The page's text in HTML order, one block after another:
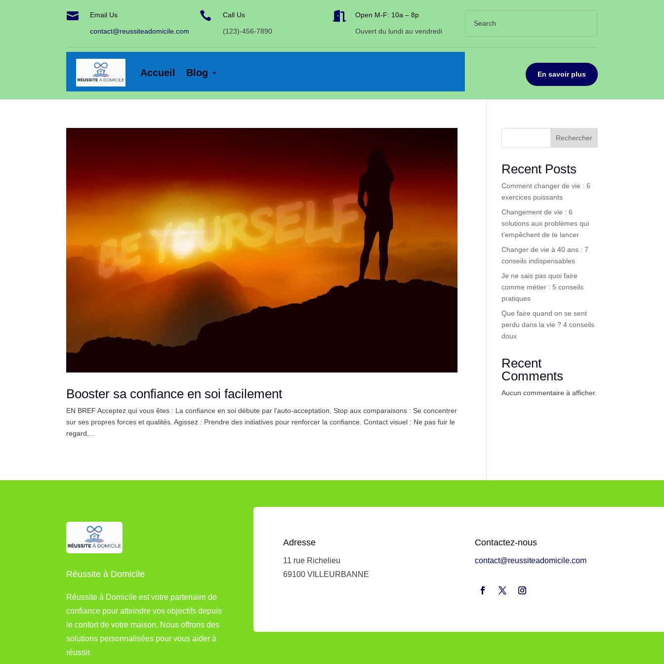
 Email Us
contact@reussiteadomicile.com
 Call Us
(123)-456-7890
 Open M-F: 10a – 8p
Ouvert du lundi au vendredi
Accueil Blog En savoir plus
Booster sa confiance en soi facilement
EN BREF Acceptez qui vous êtes : La confiance en soi débute par l’auto-acceptation. Stop aux comparaisons : Se concentrer
sur ses propres forces et qualités. Agissez : Prendre des initiatives pour renforcer la confiance. Contact visuel : Ne pas fuir le
regard,...
Rechercher
Recent Posts
Comment changer de vie : 6
exercices puissants
Changement de vie : 6
solutions aux problèmes qui
t’empêchent de te lancer
Changer de vie à 40 ans : 7
conseils indispensables
Je ne sais pas quoi faire
comme métier : 5 conseils
pratiques
Que faire quand on se sent
perdu dans la vie ? 4 conseils
doux
Recent
Comments
Aucun commentaire à afficher.
Réussite à Domicile
Réussite à Domicile est votre partenaire de
confiance pour atteindre vos objectifs depuis
le confort de votre maison. Nous offrons des
solutions personnalisées pour vous aider à
réussir.
Adresse
11 rue Richelieu
69100 VILLEURBANNE
Contactez-nous
contact@reussiteadomicile.com